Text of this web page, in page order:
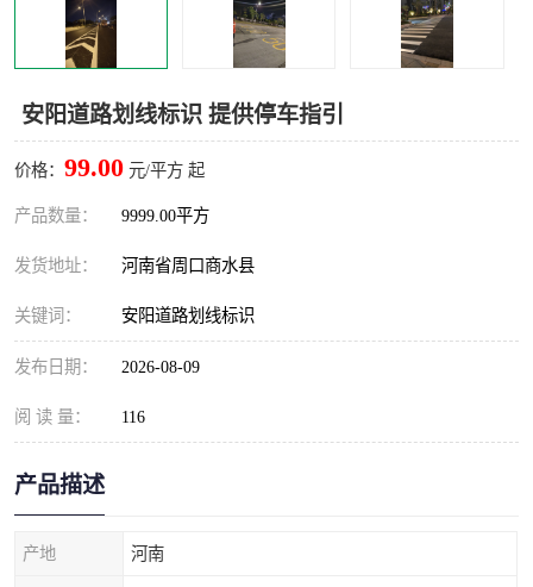
安阳道路划线标识 提供停车指引
价格： 99.00 元/平方 起
产品数量： 9999.00平方
发货地址： 河南省周口商水县
关键词： 安阳道路划线标识
发布日期： 2026-08-09
阅 读 量： 116
产品描述
产地 河南